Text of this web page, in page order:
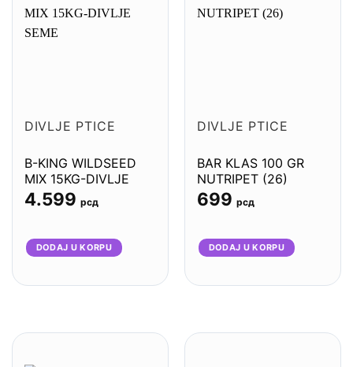
DIVLJE PTICE
B-KING WILDSEED
MIX 15KG-DIVLJE
SEME
4.599 рсд
DODAJ U KORPU
DIVLJE PTICE
BAR KLAS 100 GR
NUTRIPET (26)
699 рсд
DODAJ U KORPU